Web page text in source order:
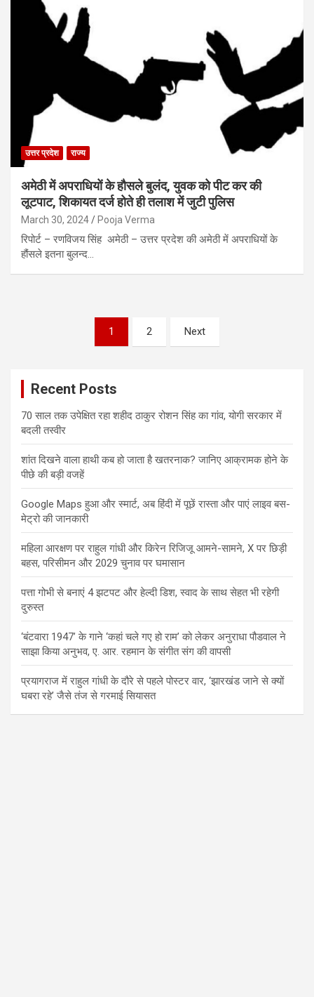
उत्तर प्रदेश राज्य
अमेठी में अपराधियों के हौसले बुलंद, युवक को पीट कर की
लूटपाट, शिकायत दर्ज होते ही तलाश में जुटी पुलिस
March 30, 2024 Pooja Verma
रिपोर्ट – रणविजय सिंह अमेठी – उत्तर प्रदेश की अमेठी में अपराधियों के
हौंसले इतना बुलन्द…
1 2 Next
Recent Posts
70 साल तक उपेक्षित रहा शहीद ठाकुर रोशन सिंह का गांव, योगी सरकार में
बदली तस्वीर
शांत दिखने वाला हाथी कब हो जाता है खतरनाक? जानिए आक्रामक होने के
पीछे की बड़ी वजहें
Google Maps हुआ और स्मार्ट, अब हिंदी में पूछें रास्ता और पाएं लाइव बस-
मेट्रो की जानकारी
महिला आरक्षण पर राहुल गांधी और किरेन रिजिजू आमने-सामने, X पर छिड़ी
बहस, परिसीमन और 2029 चुनाव पर घमासान
पत्ता गोभी से बनाएं 4 झटपट और हेल्दी डिश, स्वाद के साथ सेहत भी रहेगी
दुरुस्त
‘बंटवारा 1947’ के गाने ‘कहां चले गए हो राम’ को लेकर अनुराधा पौडवाल ने
साझा किया अनुभव, ए. आर. रहमान के संगीत संग की वापसी
प्रयागराज में राहुल गांधी के दौरे से पहले पोस्टर वार, ‘झारखंड जाने से क्यों
घबरा रहे’ जैसे तंज से गरमाई सियासत